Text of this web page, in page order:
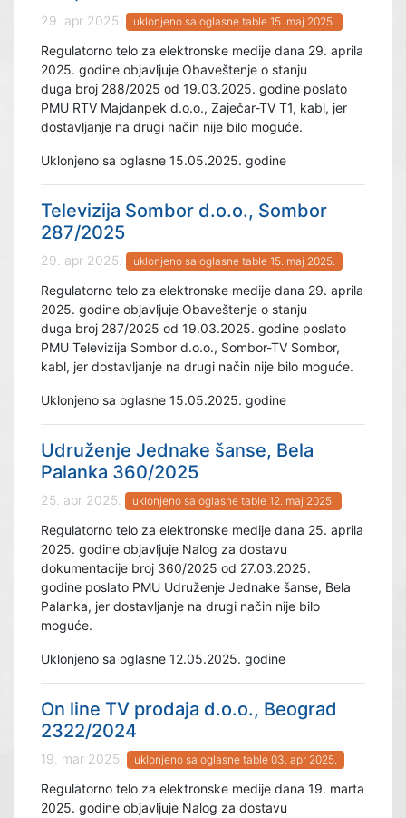
29. apr 2025. uklonjeno sa oglasne table 15. maj 2025.
Regulatorno telo za elektronske medije dana 29. aprila
2025. godine objavljuje Obaveštenje o stanju
duga broj 288/2025 od 19.03.2025. godine poslato
PMU RTV Majdanpek d.o.o., Zaječar-TV T1, kabl, jer
dostavljanje na drugi način nije bilo moguće.
Uklonjeno sa oglasne 15.05.2025. godine
Televizija Sombor d.o.o., Sombor
287/2025
29. apr 2025. uklonjeno sa oglasne table 15. maj 2025.
Regulatorno telo za elektronske medije dana 29. aprila
2025. godine objavljuje Obaveštenje o stanju
duga broj 287/2025 od 19.03.2025. godine poslato
PMU Televizija Sombor d.o.o., Sombor-TV Sombor,
kabl, jer dostavljanje na drugi način nije bilo moguće.
Uklonjeno sa oglasne 15.05.2025. godine
Udruženje Jednake šanse, Bela
Palanka 360/2025
25. apr 2025. uklonjeno sa oglasne table 12. maj 2025.
Regulatorno telo za elektronske medije dana 25. aprila
2025. godine objavljuje Nalog za dostavu
dokumentacije broj 360/2025 od 27.03.2025.
godine poslato PMU Udruženje Jednake šanse, Bela
Palanka, jer dostavljanje na drugi način nije bilo
moguće.
Uklonjeno sa oglasne 12.05.2025. godine
On line TV prodaja d.o.o., Beograd
2322/2024
19. mar 2025. uklonjeno sa oglasne table 03. apr 2025.
Regulatorno telo za elektronske medije dana 19. marta
2025. godine objavljuje Nalog za dostavu